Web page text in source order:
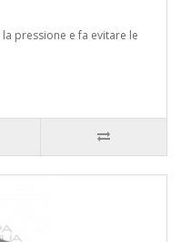
pressione e fa evitare le